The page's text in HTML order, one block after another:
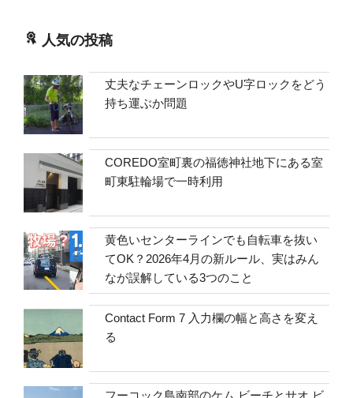
人気の投稿
丈夫なチェーンロックやU字ロックをどう
持ち運ぶか問題
COREDO室町裏の福徳神社地下にある室
町東駐輪場で一時利用
黄色いセンターラインでも自転車を抜い
てOK？2026年4月の新ルール、実はみん
なが誤解している3つのこと
Contact Form 7 入力欄の幅と高さを変え
る